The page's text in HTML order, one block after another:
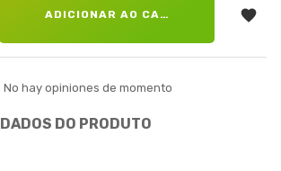
ADICIONAR AO CARRINHO 
No hay opiniones de momento
DADOS DO PRODUTO